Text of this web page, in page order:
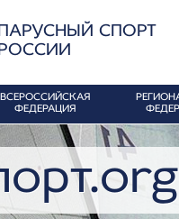
СПОРТ
ВСЕРОССИЙСКАЯ
ФЕДЕРАЦИЯ